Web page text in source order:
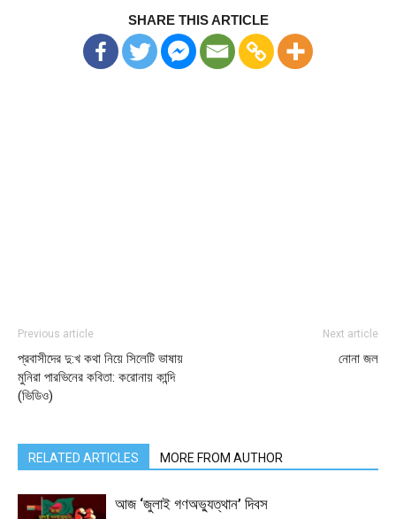
SHARE THIS ARTICLE
Previous article
প্রবাসীদের দু:খ কথা নিয়ে সিলেটি ভাষায়
মুনিরা পারভিনের কবিতা: করোনায় কান্দি
(ভিডিও)
Next article
নোনা জল
RELATED ARTICLES MORE FROM AUTHOR
আজ ‘জুলাই গণঅভ্যুত্থান’ দিবস